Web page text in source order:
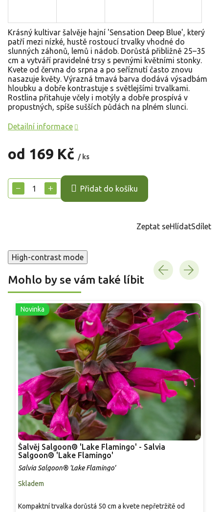
od 169 Kč / ks
cena:
+
− Přidat do košíku
Krásný kultivar šalvěje hajní 'Sensation Deep Blue', který
patří mezi nízké, hustě rostoucí trvalky vhodné do
slunných záhonů, lemů i nádob. Dorůstá přibližně 25–35
cm a vytváří pravidelné trsy s pevnými květními stonky.
Kvete od června do srpna a po seříznutí často znovu
nasazuje květy. Výrazná tmavá barva dodává výsadbám
hloubku a dobře kontrastuje s světlejšími trvalkami.
Rostlina přitahuje včely i motýly a dobře prospívá v
propustných, spíše sušších půdách na plném slunci.
Detailní informace
Zeptat seHlídatSdílet
High-contrast mode
Mohlo by se vám také líbit
Novinka
Šalvěj Salgoon® 'Lake Flamingo' - Salvia
Salgoon® 'Lake Flamingo'
Salvia Salgoon® 'Lake Flamingo'
Skladem
Kompaktní trvalka dorůstá 50 cm a kvete nepřetržitě od